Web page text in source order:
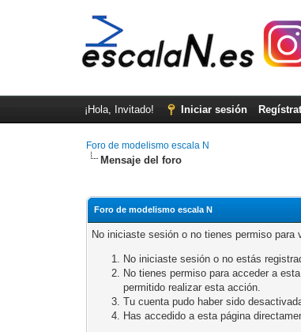
¡Hola, Invitado! Iniciar sesión
Foro de modelismo escala N
Mensaje del foro
Foro de modelismo escala N
No iniciaste sesión o no tienes permiso
No iniciaste sesión o no estás
No tienes permiso para acceder a
permitido realizar esta acción.
Tu cuenta pudo haber sido
Has accedido a esta página